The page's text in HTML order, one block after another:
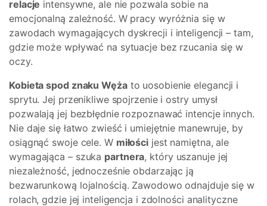
relacje intensywne, ale nie pozwala sobie na
emocjonalną zależność. W pracy wyróżnia się w
zawodach wymagających dyskrecji i inteligencji – tam,
gdzie może wpływać na sytuacje bez rzucania się w
oczy.
Kobieta spod znaku Wężato uosobienie elegancji i
sprytu. Jej przenikliwe spojrzenie i ostry umysł
pozwalają jej bezbłędnie rozpoznawać intencje innych.
Nie daje się łatwo zwieść i umiejętnie manewruje, by
osiągnąć swoje cele. W miłości jest namiętna, ale
wymagająca – szuka partnera, który uszanuje jej
niezależność, jednocześnie obdarzając ją
bezwarunkową lojalnością. Zawodowo odnajduje się w
rolach, gdzie jej inteligencja i zdolności analityczne